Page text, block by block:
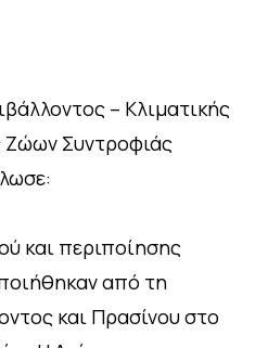
– Κλιματικής
Ζώων Συντροφιάς
και περιποίησης
από τη
και Πρασίνου στο